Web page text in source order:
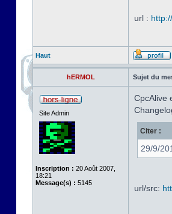
url :
Haut
hERMOL Sujet du
Site Admin
Inscription : 20 Août 2007,
18:21
Message(s) : 5145
CpcAlive
Citer :
29/9/
url/src: